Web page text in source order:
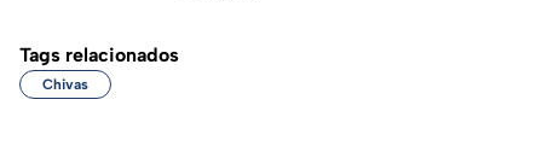
Tags relacionados
Chivas